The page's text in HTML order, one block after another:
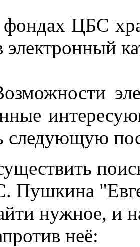
ЦБС
следующую
поиск
Пушкина
нужное, и
неё: